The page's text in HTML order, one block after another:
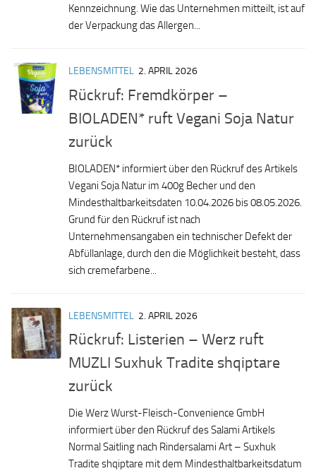
Kennzeichnung. Wie das Unternehmen mitteilt, ist auf
der Verpackung das Allergen...
LEBENSMITTEL 2. APRIL 2026
Rückruf: Fremdkörper –
BIOLADEN* ruft Vegani Soja Natur
zurück
BIOLADEN* informiert über den Rückruf des Artikels
Vegani Soja Natur im 400g Becher und den
Mindesthaltbarkeitsdaten 10.04.2026 bis 08.05.2026.
Grund für den Rückruf ist nach
Unternehmensangaben ein technischer Defekt der
Abfüllanlage, durch den die Möglichkeit besteht, dass
sich cremefarbene...
LEBENSMITTEL 2. APRIL 2026
Rückruf: Listerien – Werz ruft
MUZLI Suxhuk Tradite shqiptare
zurück
Die Werz Wurst-Fleisch-Convenience GmbH
informiert über den Rückruf des Salami Artikels
Normal Saitling nach Rindersalami Art – Suxhuk
Tradite shqiptare mit dem Mindesthaltbarkeitsdatum